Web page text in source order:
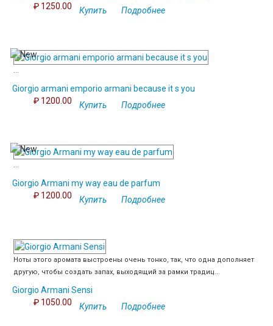
₽ 1250.00
Купить Подробнее
...
Giorgio armani emporio armani because it s you
₽ 1200.00
Купить Подробнее
...
Giorgio Armani my way eau de parfum
₽ 1200.00
Купить Подробнее
Ноты этого аромата выстроены очень тонко, так, что одна дополняет
другую, чтобы создать запах, выходящий за рамки традиц...
Giorgio Armani Sensi
₽ 1050.00
Купить Подробнее